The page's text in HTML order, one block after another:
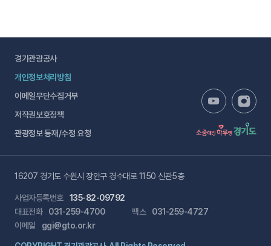
경기관광공사
개인정보처리방침
이메일무단수집거부
저작권보호정책
관광정보 등재/수정 요청
16207 경기도 수원시 장안구 경수대로 1150 신관5층
사업자등록번호
135-82-09792
대표전화
031-259-4700 팩스
031-259-4727
이메일
ggi@gto.or.kr